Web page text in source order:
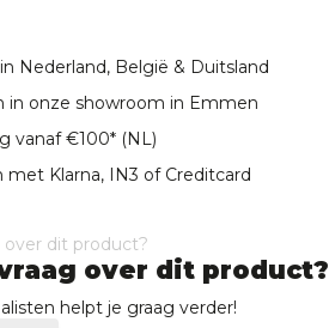
Nederland, België & Duitsland
in onze showroom in Emmen
vanaf €100* (NL)
met Klarna, IN3 of Creditcard
over dit product?
helpt je graag verder!